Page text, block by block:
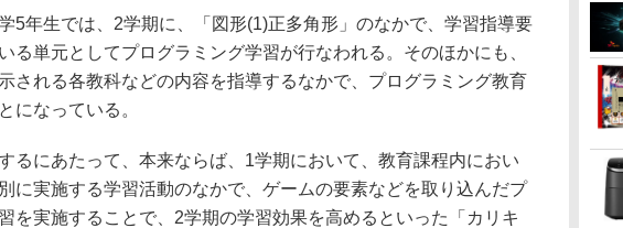
5年生では、2学期に、「図形(1)正多角形」のなかで、学習指導要
る単元としてプログラミング学習が行なわれる。そのほかにも、
される各教科などの内容を指導するなかで、プログラミング教育
になっている。
るにあたって、本来ならば、1学期において、教育課程内におい
に実施する学習活動のなかで、ゲームの要素などを取り込んだプ
を実施することで、2学期の学習効果を高めるといった「カリキ